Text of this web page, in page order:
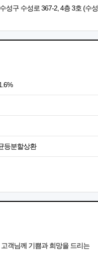
성구 수성로 367-2, 4층 3호 (수
등분할상환
객님께 기쁨과 희망을 드리는